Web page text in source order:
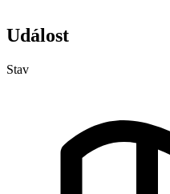
Událost
Stav